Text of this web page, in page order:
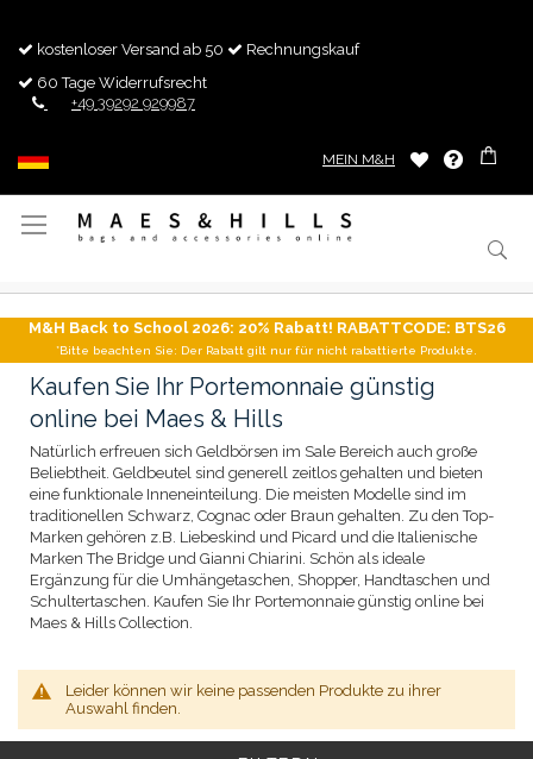
kostenloser Versand ab 50
Rechnungskauf
60 Tage Widerrufsrecht
+49 39292 929987
MEIN M&H
Navigation
umschalten
M&H Back to School 2026: 20% Rabatt! RABATTCODE: BTS26
*Bitte beachten Sie: Der Rabatt gilt nur für nicht rabattierte Produkte.
Kaufen Sie Ihr Portemonnaie günstig
online bei Maes & Hills
Natürlich erfreuen sich Geldbörsen im Sale Bereich auch große
Beliebtheit. Geldbeutel sind generell zeitlos gehalten und bieten
eine funktionale Inneneinteilung. Die meisten Modelle sind im
traditionellen Schwarz, Cognac oder Braun gehalten. Zu den Top-
Marken gehören z.B. Liebeskind und Picard und die Italienische
Marken The Bridge und Gianni Chiarini. Schön als ideale
Ergänzung für die Umhängetaschen, Shopper, Handtaschen und
Schultertaschen. Kaufen Sie Ihr Portemonnaie günstig online bei
Maes & Hills Collection.
Leider können wir keine passenden Produkte zu ihrer
Auswahl finden.